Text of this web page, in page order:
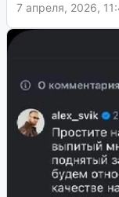
7 апреля, 2026,